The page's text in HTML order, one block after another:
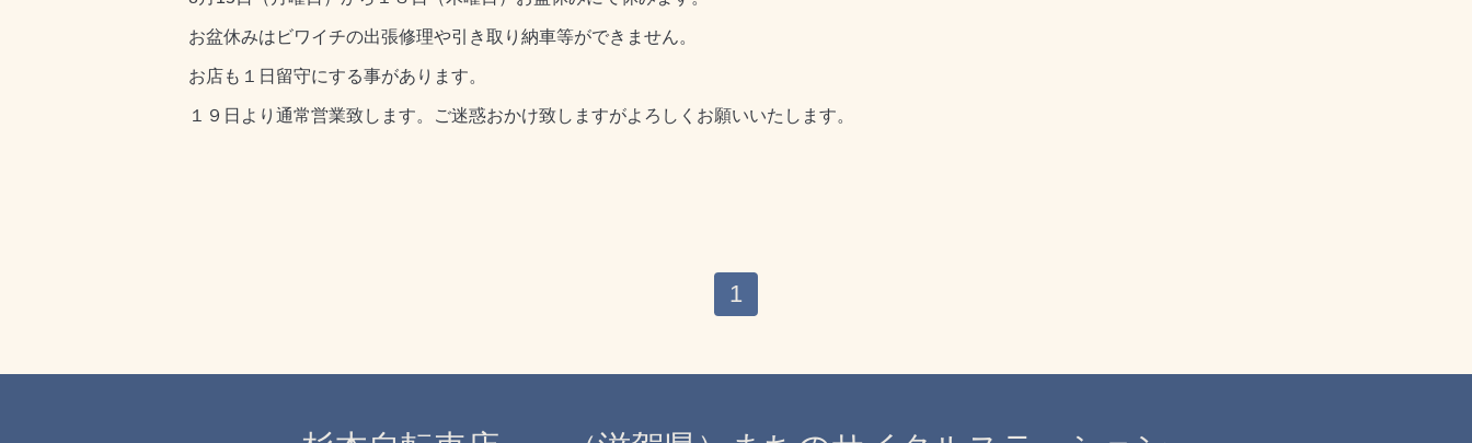
お盆休みはビワイチの出張修理や引き取り納車等ができません。
お店も１日留守にする事があります。
１９日より通常営業致します。ご迷惑おかけ致しますがよろしくお願いいたします。
1